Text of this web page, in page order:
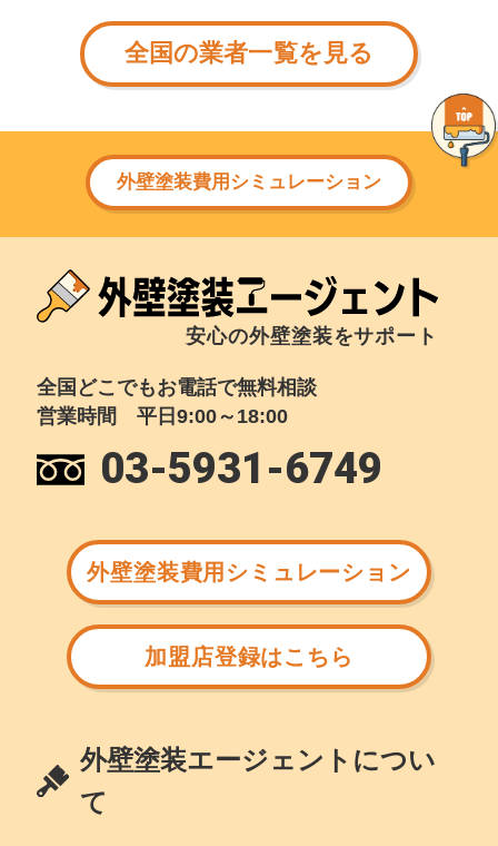
全国の業者一覧を見る
外壁塗装費用シミュレーション
安心の外壁塗装をサポート
全国どこでもお電話で無料相談
営業時間 平日9:00～18:00
03-5931-6749
外壁塗装費用シミュレーション
加盟店登録はこちら
外壁塗装エージェントについ
て